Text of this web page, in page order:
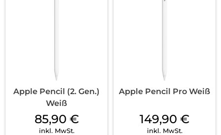
Apple Pencil (2. Gen.)
Weiß
85,90 €
inkl. MwSt.
Apple Pencil Pro Weiß
149,90 €
inkl. MwSt.